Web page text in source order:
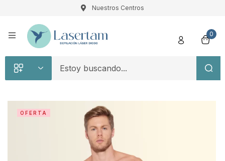
Nuestros Centros
0
OFERTA
Registro
Recuérdame
Acceso